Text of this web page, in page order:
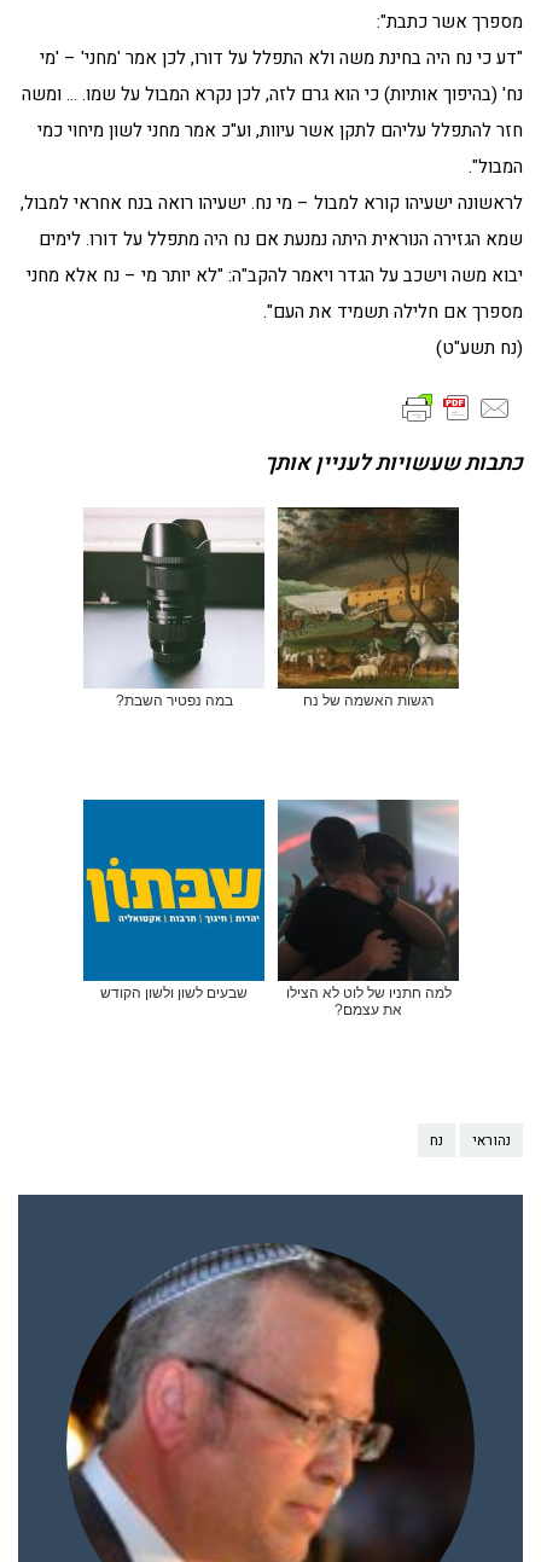
מספרך אשר כתבת":
"דע כי נח היה בחינת משה ולא התפלל על דורו, לכן אמר 'מחני' – 'מי
נח' (בהיפוך אותיות) כי הוא גרם לזה, לכן נקרא המבול על שמו. … ומשה
חזר להתפלל עליהם לתקן אשר עיוות, וע"כ אמר מחני לשון מיחוי כמי
המבול".
לראשונה ישעיהו קורא למבול – מי נח. ישעיהו רואה בנח אחראי למבול,
שמא הגזירה הנוראית היתה נמנעת אם נח היה מתפלל על דורו. לימים
יבוא משה וישכב על הגדר ויאמר להקב"ה: "לא יותר מי – נח אלא מחני
מספרך אם חלילה תשמיד את העם".
(נח תשע"ט)
כתבות שעשויות לעניין אותך
רגשות האשמה של נח במה נפטיר השבת?
למה חתניו של לוט לא הצילו
את עצמם?
שבעים לשון ולשון הקודש
נהוראי נח